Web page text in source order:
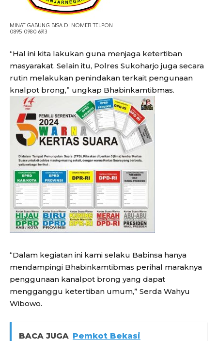
MINAT GABUNG BISA DI NOMER TELPON
0895 0980 6913
“Hal ini kita lakukan guna menjaga ketertiban
masyarakat. Selain itu, Polres Sukoharjo juga secara
rutin melakukan penindakan terkait pengunaan
knalpot brong,” ungkap Bhabinkamtibmas.
“Dalam kegiatan ini kami selaku Babinsa hanya
mendampingi Bhabinkamtibmas perihal maraknya
penggunaan kanalpot brong yang dapat
mengganggu ketertiban umum,” Serda Wahyu
Wibowo.
BACA JUGA Pemkot Bekasi